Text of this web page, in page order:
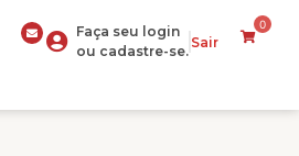
Faça seu login
ou cadastre-se.
Sair
0